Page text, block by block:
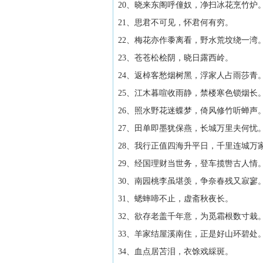
20、晓来东阁呼僮奴，净扫冰花烹竹炉。
21、思君不可见，怀君何有穷。
22、梅花亦作黍离看，野水荒坟绕一湾。
23、苍苍松桧阴，晓日露西岭。
24、返棹客愁烟树黑，浮家人占雨莎青。
25、江木暮喧收雨静，禁楼寒色锁烟长。
26、照水野花迷蝶梦，倚风修竹听蝉声。
27、田单即墨犹保燕，长城万里夫何忧。
28、我行正值四海升平日，千里连城万
29、经国理财当世务，登车揽辔古人情。
30、南园桃李虽堪羡，争奈春残又寂寥。
31、蟋蟀啼不止，虚斋秋夜长。
32、欲存老盖千年意，为觅霜根数寸栽。
33、羊家结屋溪南住，正是好山环碧处。
34、血点居苫泪，衣馀戏綵斑。